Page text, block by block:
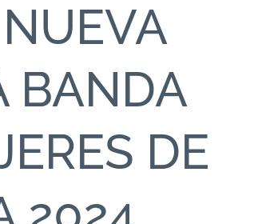
BANDA
DE